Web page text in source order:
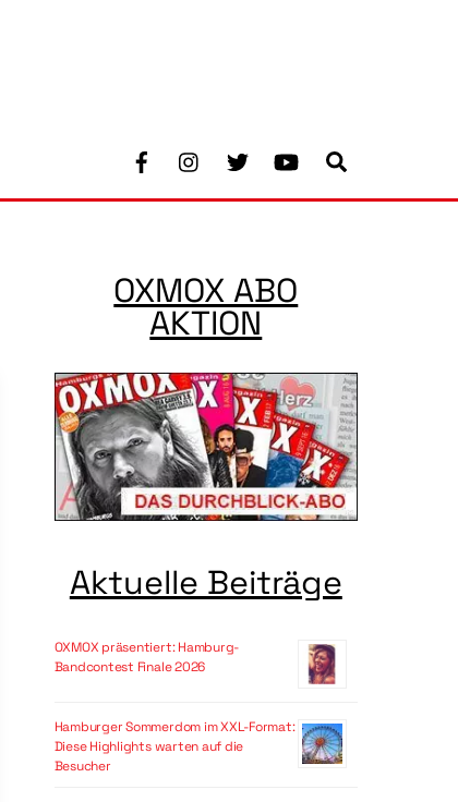
Facebook Youtube
OXMOX ABO
AKTION
Aktuelle Beiträge
OXMOX präsentiert: Hamburg-
Bandcontest Finale 2026
Hamburger Sommerdom im XXL-Format:
Diese Highlights warten auf die
Besucher